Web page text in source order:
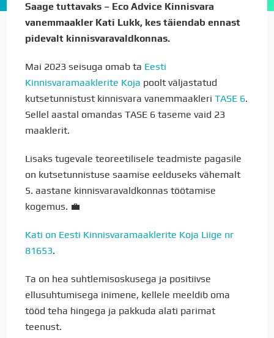
Saage tuttavaks – Eco Advice Kinnisvara
vanemmaakler Kati Lukk, kes täiendab ennast
pidevalt kinnisvaravaldkonnas.
Mai 2023 seisuga omab ta Eesti
Kinnisvaramaaklerite Koja poolt väljastatud
kutsetunnistust kinnisvara vanemmaakleriTASE 6.
Sellel aastal omandas TASE 6 taseme vaid 23
maaklerit.
Lisaks tugevale teoreetilisele teadmiste pagasile
on kutsetunnistuse saamise eelduseks vähemalt
5. aastane kinnisvaravaldkonnas töötamise
kogemus. 💼
Kati on Eesti Kinnisvaramaaklerite Koja Liige nr
81653.
Ta on hea suhtlemisoskusega ja positiivse
ellusuhtumisega inimene, kellele meeldib oma
tööd teha hingega ja pakkuda alati parimat
teenust.